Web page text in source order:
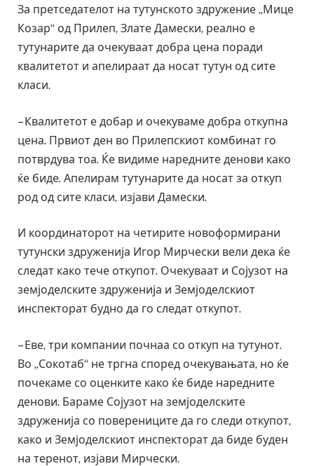
За претседателот на тутунското здружение „Мице
Козар“ од Прилеп, Злате Дамески, реално е
тутунарите да очекуваат добра цена поради
квалитетот и апелираат да носат тутун од сите
класи.
– Квалитетот е добар и очекуваме добра откупна
цена. Првиот ден во Прилепскиот комбинат го
потврдува тоа. Ќе видиме наредните денови како
ќе биде. Апелирам тутунарите да носат за откуп
род од сите класи, изјави Дамески.
И координаторот на четирите новоформирани
тутунски здруженија Игор Мирчески вели дека ќе
следат како тече откупот. Очекуваат и Сојузот на
земјоделските здруженија и Земјоделскиот
инспекторат будно да го следат откупот.
– Еве, три компании почнаа со откуп на тутунот.
Во „Сокотаб“ не тргна според очекувањата, но ќе
почекаме со оценките како ќе биде наредните
денови. Бараме Сојузот на земјоделските
здруженија со поверениците да го следи откупот,
како и Земјоделскиот инспекторат да биде буден
на теренот, изјави Мирчески.